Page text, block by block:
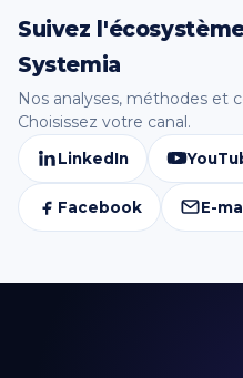
Suivez
Systemia
Nos analyses, méthodes et
Choisissez votre canal.
LinkedIn
Facebook E-